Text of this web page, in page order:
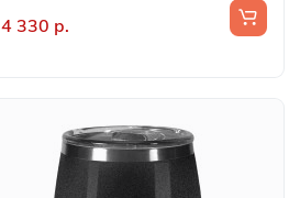
4 330 р.